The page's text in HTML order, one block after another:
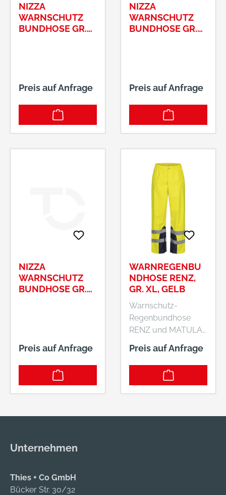
NIZZA
WARNSCHUTZ
BUNDHOSE GR.
Preis auf Anfrage
NIZZA
WARNSCHUTZ
BUNDHOSE GR.
Preis auf Anfrage
NIZZA
WARNSCHUTZ
BUNDHOSE GR.
Preis auf Anfrage
WARNREGENBU
NDHOSE RENZ,
GR. XL, GELB
Warnschutz-
Regenbundhose
RENZ und MATULA
Eigenschaften: •
Wind- und
wasserabweisend
bis 2000 mm
abgesetzt • Nähte
Preis auf Anfrage
Unternehmen
Thies + Co GmbH
Bücker Str. 30/32